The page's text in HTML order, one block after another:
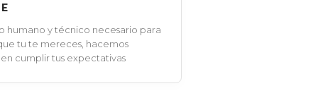
humano y técnico necesario para
tu te mereces, hacemos
cumplir tus expectativas